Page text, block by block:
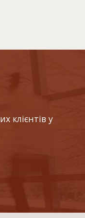
клієнтів у